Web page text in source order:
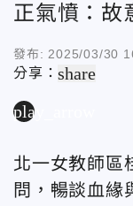
正氣憤：故
發布: 2025/03/30
分享：share
play_arrow
北一女教師區
問，暢談血緣